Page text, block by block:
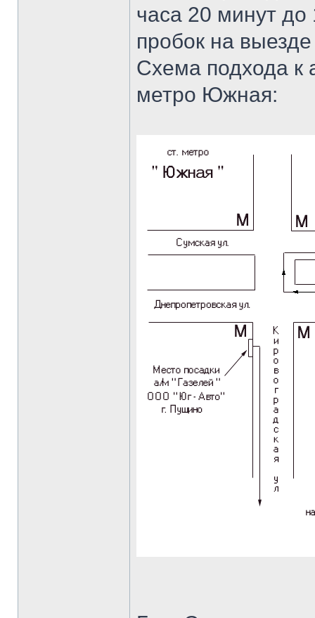
часа 20 минут до
пробок на
Схема подхода к
метро Южная: